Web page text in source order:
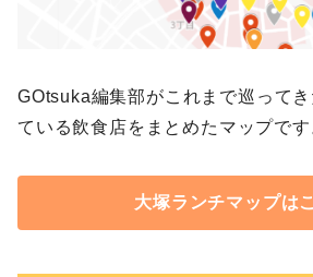
GOtsuka編集部がこれまで巡って
ている飲食店をまとめたマップです
大塚ランチマップは